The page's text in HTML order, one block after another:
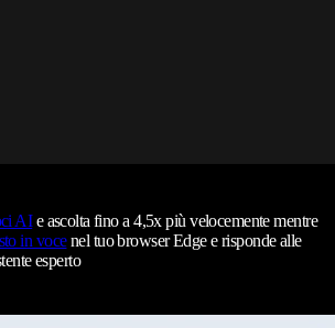
AIe ascolta fino a 4,5x più velocemente mentre
in vocenel tuo browser Edge e risponde alle
esperto